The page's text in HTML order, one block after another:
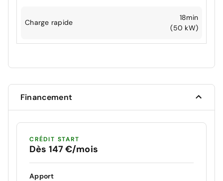
Charge rapide
18min
(50 kW)
Financement
CRÉDIT START
Dès 147 €/mois
Apport